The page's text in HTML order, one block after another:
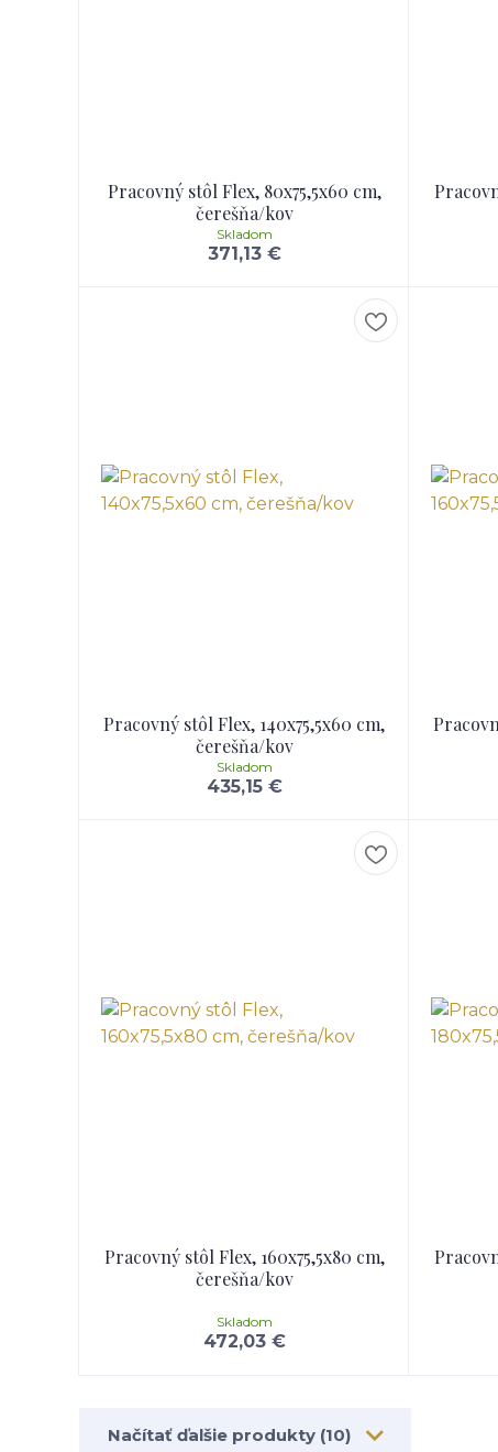
Pracovný stôl Flex, 80x75,5x60 cm,
čerešňa/kov
371,13 €
Skladom
Pracovný stôl Flex, 140x75,5x60 cm,
čerešňa/kov
435,15 €
Skladom
Pracovný stôl Flex, 160x75,5x80 cm,
čerešňa/kov
472,03 €
Skladom
Načítať ďalšie produkty (10)